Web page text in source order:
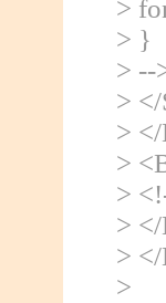
>
> }
> --
>
>
>
>
>
>
>